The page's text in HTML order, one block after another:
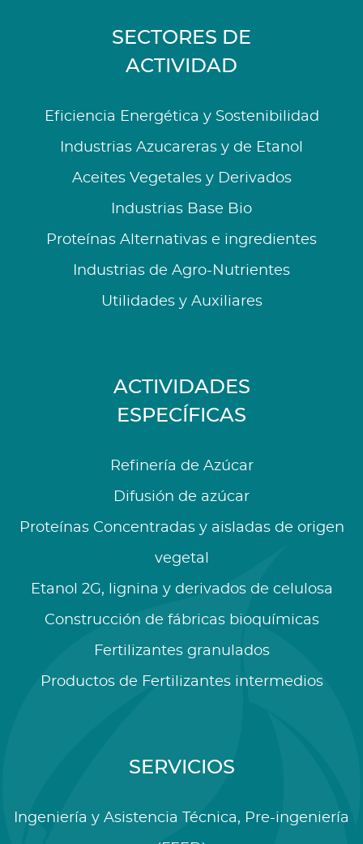
SECTORES DE
ACTIVIDAD
Eficiencia Energética y Sostenibilidad
Industrias Azucareras y de Etanol
Aceites Vegetales y Derivados
Industrias Base Bio
Proteínas Alternativas e ingredientes
Industrias de Agro-Nutrientes
Utilidades y Auxiliares
ACTIVIDADES
ESPECÍFICAS
Refinería de Azúcar
Difusión de azúcar
Proteínas Concentradas y aisladas de origen
vegetal
Etanol 2G, lignina y derivados de celulosa
Construcción de fábricas bioquímicas
Fertilizantes granulados
Productos de Fertilizantes intermedios
SERVICIOS
Ingeniería y Asistencia Técnica, Pre-ingeniería